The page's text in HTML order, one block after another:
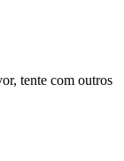
tente com outros